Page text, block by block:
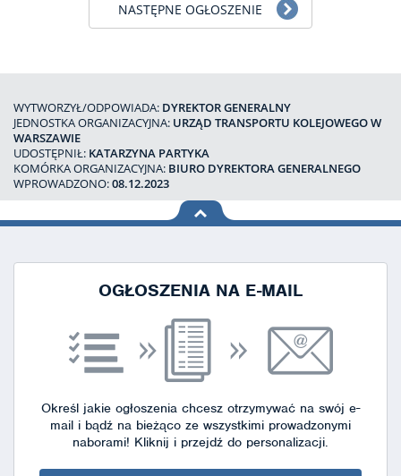
NASTĘPNE OGŁOSZENIE
WYTWORZYŁ/ODPOWIADA: DYREKTOR GENERALNY
JEDNOSTKA ORGANIZACYJNA: URZĄD TRANSPORTU KOLEJOWEGO W
WARSZAWIE
UDOSTĘPNIŁ: KATARZYNA PARTYKA
KOMÓRKA ORGANIZACYJNA: BIURO DYREKTORA GENERALNEGO
WPROWADZONO:08.12.2023
na górę
OGŁOSZENIA NA E-MAIL
Określ jakie ogłoszenia chcesz otrzymywać na swój e-
mail i bądź na bieżąco ze wszystkimi prowadzonymi
naborami! Kliknij i przejdź do personalizacji.